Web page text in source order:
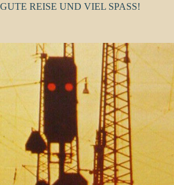
GUTE REISE UND VIEL SPASS!